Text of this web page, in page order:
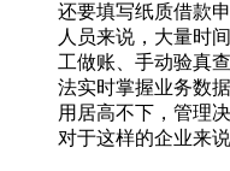
还要填写纸质借款
人员来说，大量时
工做账、手动验真
法实时掌握业务数
用居高不下，管理
对于这样的企业来